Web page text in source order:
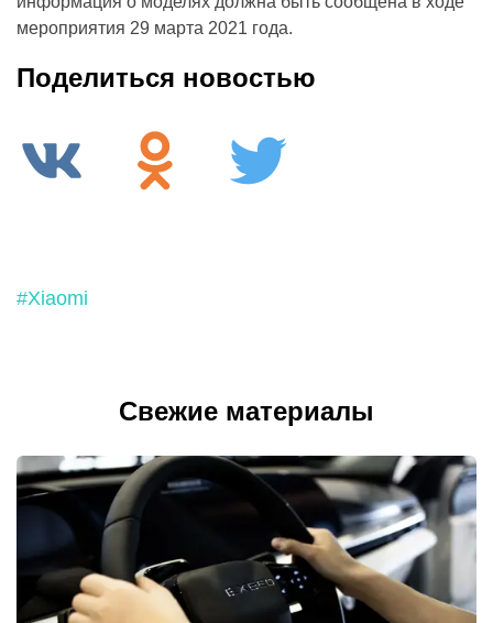
мероприятия 29 марта 2021 года.
Поделиться новостью
#Xiaomi
Свежие материалы